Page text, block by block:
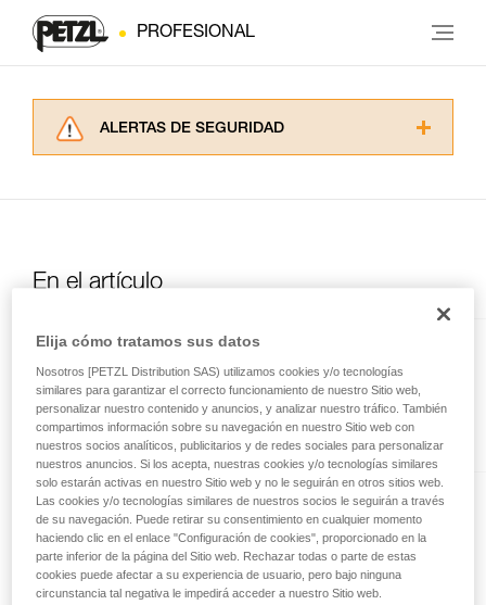
PROFESIONAL
ALERTAS DE SEGURIDAD
Dominar estas técnicas requiere una formación
ejecutar estas técnicas, solo y con total
seguridad, antes de ejecutarlas de forma
autónoma.
Damos ejemplos de técnicas relacionadas con
su actividad. Pueden existir otras que no
describimos aquí.
En el artículo
Descensor con función
antipánico para los accesos por
cuerda y el rescate
I’D® EVAC
Descensor autofrenante con
función antipánico para las
evacuaciones desde el anclaje
Elija cómo tratamos sus datos
Nosotros [PETZL Distribution SAS) utilizamos cookies y/o tecnologías
similares para garantizar el correcto funcionamiento de nuestro Sitio web,
personalizar nuestro contenido y anuncios, y analizar nuestro tráfico. También
compartimos información sobre su navegación en nuestro Sitio web con
nuestros socios analíticos, publicitarios y de redes sociales para personalizar
nuestros anuncios. Si los acepta, nuestras cookies y/o tecnologías similares
solo estarán activas en nuestro Sitio web y no le seguirán en otros sitios web.
Las cookies y/o tecnologías similares de nuestros socios le seguirán a través
de su navegación. Puede retirar su consentimiento en cualquier momento
haciendo clic en el enlace "Configuración de cookies", proporcionado en la
parte inferior de la página del Sitio web. Rechazar todas o parte de estas
cookies puede afectar a su experiencia de usuario, pero bajo ninguna
circunstancia tal negativa le impedirá acceder a nuestro Sitio web.